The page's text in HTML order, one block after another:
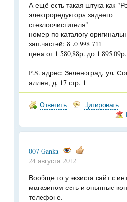
А ещё есть такая штука как
электроредуктора заднего
стеклоочистителя"
номер по каталогу
зап.частей: 8L0 998 711
цена от 1 580,88р. до 1 895,09р.
P.S. адрес: Зеленоград, ул.
аллея, д. 17 стр. 1
Ответить
Цитировать
007 Ganka
24 августа 2012
Вообще то у экзиста сайт с
магазином есть и опытные
телефоне.